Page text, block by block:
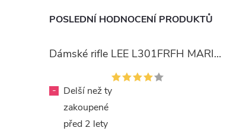
POSLEDNÍ HODNOCENÍ PRODUKTŮ
Dámské rifle LEE L301FRFH MARION STRAIGHT RINSE
-
Delší než ty
zakoupené
před 2 lety